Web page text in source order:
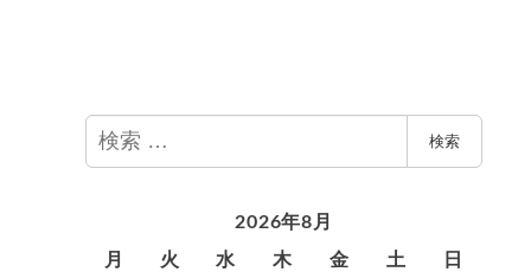
検
索
検索
2026年8月
月
火 水 木 金 土 日